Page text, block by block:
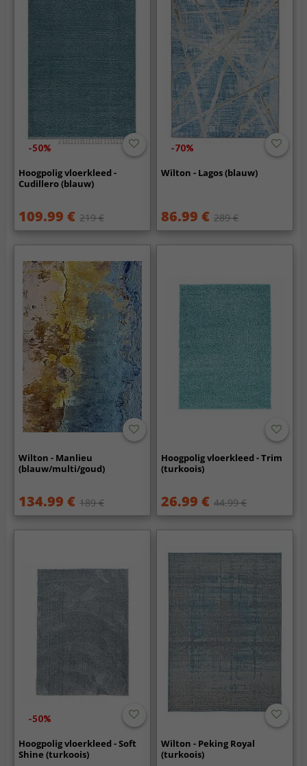
-50%
Hoogpolig vloerkleed -
Cudillero (blauw)
109.99 € 219 €
-70%
Wilton - Lagos (blauw)
86.99 € 289 €
Wilton - Manlieu
(blauw/multi/goud)
134.99 € 189 €
Hoogpolig vloerkleed - Trim
(turkoois)
26.99 € 44.99 €
-50%
Hoogpolig vloerkleed - Soft
Shine (turkoois)
Wilton - Peking Royal
(turkoois)